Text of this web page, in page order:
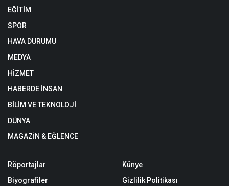
EĞİTİM
SPOR
HAVA DURUMU
MEDYA
HİZMET
HABERDE İNSAN
BİLİM VE TEKNOLOJİ
DÜNYA
MAGAZİN & EĞLENCE
Röportajlar
Biyografiler
Künye
Gizlilik Politikası